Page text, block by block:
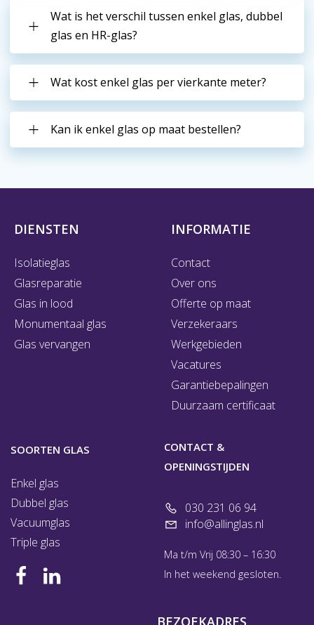
Wat is het verschil tussen enkel glas, dubbel
glas en HR-glas?
Wat kost enkel glas per vierkante meter?
Kan ik enkel glas op maat bestellen?
DIENSTEN
Isolatieglas
Glasreparatie
Glas in lood
Monumentaal glas
Glas vervangen
INFORMATIE
Contact
Over ons
Offerte op maat
Verzekeraars
Werkgebieden
Vacatures
Garantiebepalingen
Duurzaam certificaat
SOORTEN GLAS
Enkel glas
Dubbel glas
Vacuumglas
Triple glas
CONTACT &
OPENINGSTIJDEN
030 231 06 94
info@allinglas.nl
Ma t/m Vrij 08:30 – 16:30
In het weekend gesloten.
BEZOEKADRES